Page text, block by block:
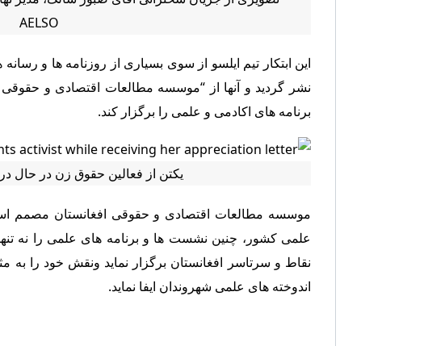
AELSO
این ابتکار تیم ایلسو از سوی بسیاری از روزنامه ها و
نشر گردید و آنها از “موسسه مطالعات اقتصادی و حقوقی
برنامه های اکادمی و علمی را برگزار کند.
یکتن از فعالین حقوق زن در حال
موسسه مطالعات اقتصادی و حقوقی افغانستان مصمم
علمی کشور، چنین نشست ها و برنامه های علمی را نه
نقاط و سرتاسر افغانستان برگزار نماید و‌نقش خود را به
اندوخته های علمی شهروندان ایفا نماید.